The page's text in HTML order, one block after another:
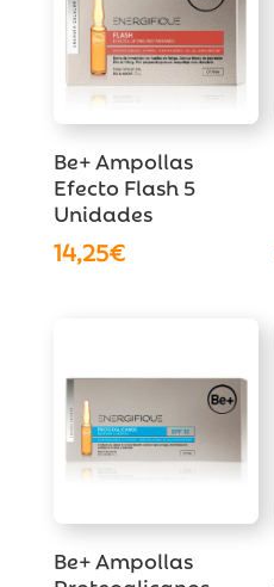
Be+ Ampollas
Efecto Flash 5
Unidades
14,25€
Be+ Ampollas